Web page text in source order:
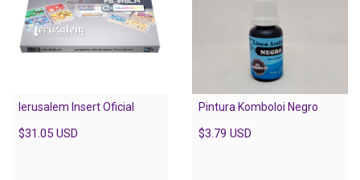
Ierusalem Insert Oficial
$31.05 USD
Pintura Komboloi Negro
$3.79 USD